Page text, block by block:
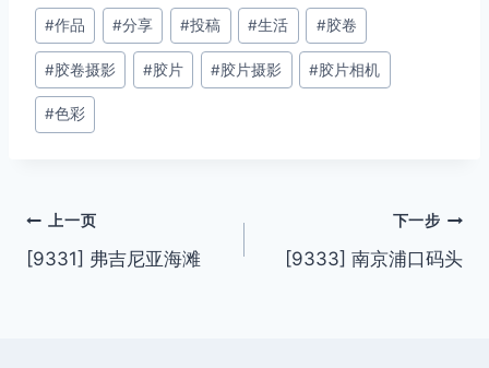
文
章
标
签：
#作品 #分享 #投稿 #生活 #胶卷
#胶卷摄影 #胶片 #胶片摄影 #胶片相机
#色彩
文
章
上一页
[9331] 弗吉尼亚海滩
下一步
[9333] 南京浦口码头